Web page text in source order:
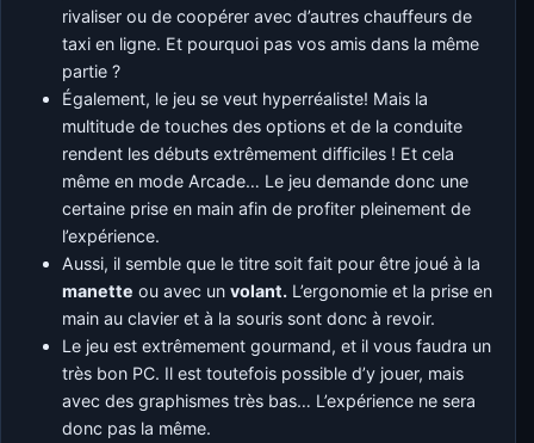
rivaliser ou de coopérer avec d’autres chauffeurs de
taxi en ligne. Et pourquoi pas vos amis dans la même
partie ?
Également, le jeu se veut hyperréaliste! Mais la
multitude de touches des options et de la conduite
rendent les débuts extrêmement difficiles ! Et cela
même en mode Arcade… Le jeu demande donc une
certaine prise en main afin de profiter pleinement de
l’expérience.
Aussi, il semble que le titre soit fait pour être joué à la
manette ou avec unvolant. L’ergonomie et la prise en
main au clavier et à la souris sont donc à revoir.
Le jeu est extrêmement gourmand, et il vous faudra un
très bon PC. Il est toutefois possible d’y jouer, mais
avec des graphismes très bas… L’expérience ne sera
donc pas la même.